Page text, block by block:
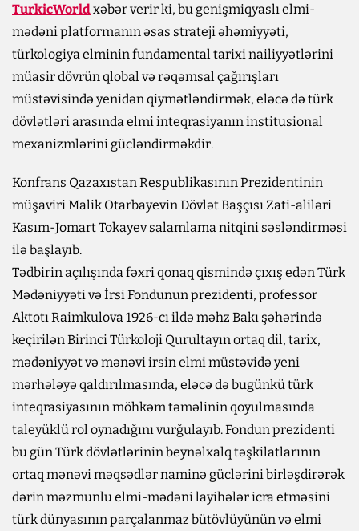
TurkicWorldxəbər verir ki, bu genişmiqyaslı elmi-
mədəni platformanın əsas strateji əhəmiyyəti,
türkologiya elminin fundamental tarixi nailiyyətlərini
müasir dövrün qlobal və rəqəmsal çağırışları
müstəvisində yenidən qiymətləndirmək, eləcə də türk
dövlətləri arasında elmi inteqrasiyanın institusional
mexanizmlərini gücləndirməkdir.
Konfrans Qazaxıstan Respublikasının Prezidentinin
müşaviri Malik Otarbayevin Dövlət Başçısı Zati-aliləri
Kasım-Jomart Tokayev salamlama nitqini səsləndirməsi
ilə başlayıb.
Tədbirin açılışında fəxri qonaq qismində çıxış edən Türk
Mədəniyyəti və İrsi Fondunun prezidenti, professor
Aktotı Raimkulova 1926-cı ildə məhz Bakı şəhərində
keçirilən Birinci Türkoloji Qurultayın ortaq dil, tarix,
mədəniyyət və mənəvi irsin elmi müstəvidə yeni
mərhələyə qaldırılmasında, eləcə də bugünkü türk
inteqrasiyasının möhkəm təməlinin qoyulmasında
taleyüklü rol oynadığını vurğulayıb. Fondun prezidenti
bu gün Türk dövlətlərinin beynəlxalq təşkilatlarının
ortaq mənəvi məqsədlər naminə güclərini birləşdirərək
dərin məzmunlu elmi-mədəni layihələr icra etməsini
türk dünyasının parçalanmaz bütövlüyünün və elmi